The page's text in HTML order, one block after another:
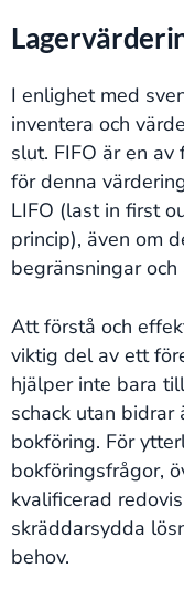
I enlighet med
inventera och
slut. FIFO är en
för denna
LIFO (last in first
princip), även om
begränsningar
Att förstå och
viktig del av ett
hjälper inte bara
schack utan bidrar
bokföring. För
bokföringsfrågor,
kvalificerad
skräddarsydda
behov.